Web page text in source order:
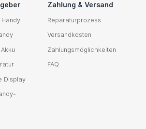
Display
Zahlung & Versand
Reparaturprozess
Versandkosten
Zahlungsmöglichkeiten
FAQ